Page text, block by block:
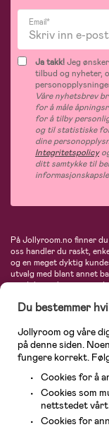
Email*
Ja takk!Jeg
tilbud og nyheter,
Våre nyhetsbrev
for å måle
for å tilby
og til statistiske
dine
Integritetspolicy
ditt samtykke til
På Jollyroom.no finner
oss handler du raskt,
og en meget dyktig
utvalg med blant annet
produkter til mor,
Maxi-Cosi, Baby
største nettbutikk for
Du bestemmer
Jollyroom og våre
på denne siden.
fungere korrekt.
Cookies for å
Cookies som
nettstedet
Cookies for